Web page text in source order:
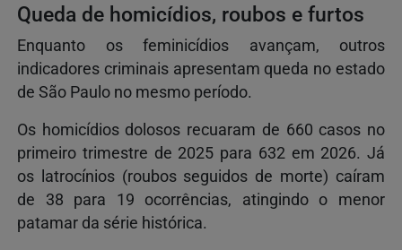
Queda de homicídios, roubos e furtos
Enquanto os feminicídios avançam, outros
indicadores criminais apresentam queda no estado
de São Paulo no mesmo período.
Os homicídios dolosos recuaram de 660 casos no
primeiro trimestre de 2025 para 632 em 2026. Já
os latrocínios (roubos seguidos de morte) caíram
de 38 para 19 ocorrências, atingindo o menor
patamar da série histórica.